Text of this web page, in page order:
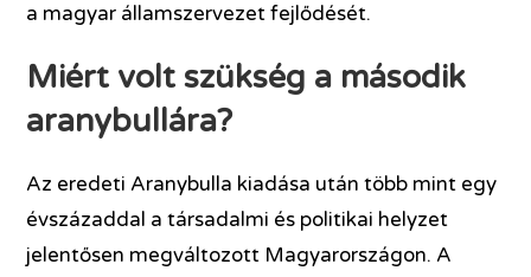
a magyar államszervezet fejlődését.
Miért volt szükség a második
aranybullára?
Az eredeti Aranybulla kiadása után több mint egy
évszázaddal a társadalmi és politikai helyzet
jelentősen megváltozott Magyarországon. A